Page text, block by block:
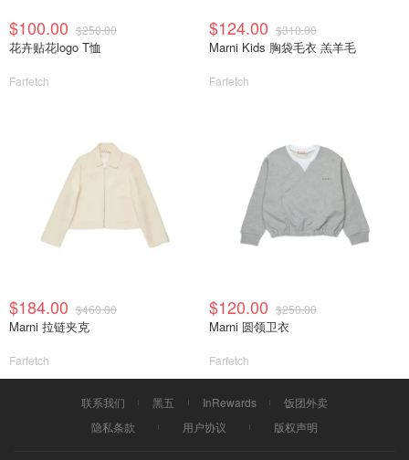
$100.00 $250.00
花卉贴花logo T恤
Farfetch
$124.00 $310.00
Marni Kids 胸袋毛衣 羔羊毛
Farfetch
$184.00 $460.00
Marni 拉链夹克
Farfetch
$120.00 $250.00
Marni 圆领卫衣
Farfetch
联系我们 黑五 InRewards
饭团外卖
隐私条款
用户协议 版权声明